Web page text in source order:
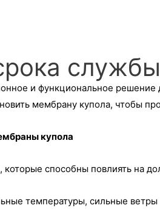
и функциональное решение
мембрану купола, чтобы
купола
которые способны повлиять на
температуры, сильные